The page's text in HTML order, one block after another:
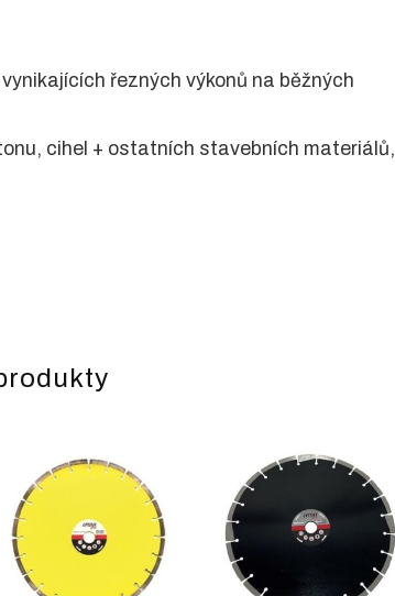
řezných výkonů na běžných
cihel + ostatních stavebních materiálů,